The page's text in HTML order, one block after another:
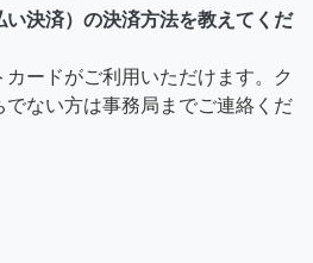
決済）の決済方法を教えてくだ
ードがご利用いただけます。ク
でない方は事務局までご連絡くだ